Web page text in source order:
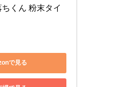
くん 粉末タイ
で見る